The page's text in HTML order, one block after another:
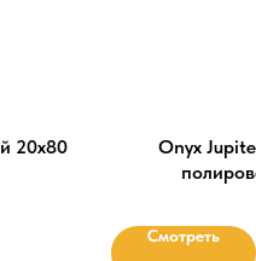
20х80
Onyx
Смотреть